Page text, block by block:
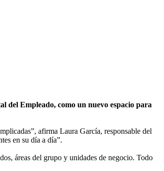
del Empleado, como un nuevo espacio para
afirma Laura García, responsable del
en su día a día”.
áreas del grupo y unidades de negocio. Todo